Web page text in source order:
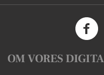
OM VORES